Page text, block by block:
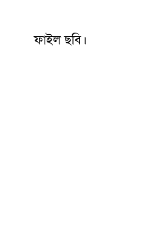
ফাইল ছবি।